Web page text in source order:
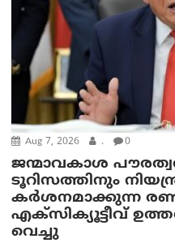
Aug 7, 2026 . 0
ജന്മാവകാശ
ടൂറിസത്തിനും
കർശനമാക്കുന്ന
എക്സിക്യൂട്ടീവ്
വെച്ചു